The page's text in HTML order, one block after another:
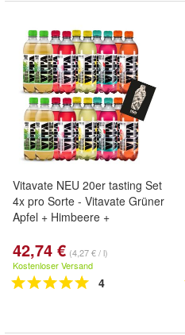
Vitavate NEU 20er tasting Set
4x pro Sorte - Vitavate Grüner
Apfel + Himbeere +
42,74 € (4,27 € / l)
Kostenloser Versand
4